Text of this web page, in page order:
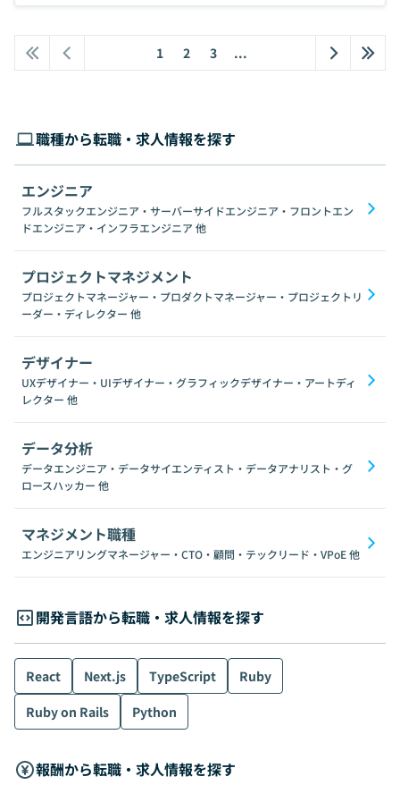
1 2 3 ...
職種から転職・求人情報を探す
エンジニア
フルスタックエンジニア・サーバーサイドエンジニア・フロントエン
ドエンジニア・インフラエンジニア 他
プロジェクトマネジメント
プロジェクトマネージャー・プロダクトマネージャー・プロジェクトリ
ーダー・ディレクター 他
デザイナー
UXデザイナー・UIデザイナー・グラフィックデザイナー・アートディ
レクター 他
データ分析
データエンジニア・データサイエンティスト・データアナリスト・グ
ロースハッカー 他
マネジメント職種
エンジニアリングマネージャー・CTO・顧問・テックリード・VPoE他
開発言語から転職・求人情報を探す
React Next.js TypeScript
Ruby
Ruby on Rails
Python
報酬から転職・求人情報を探す